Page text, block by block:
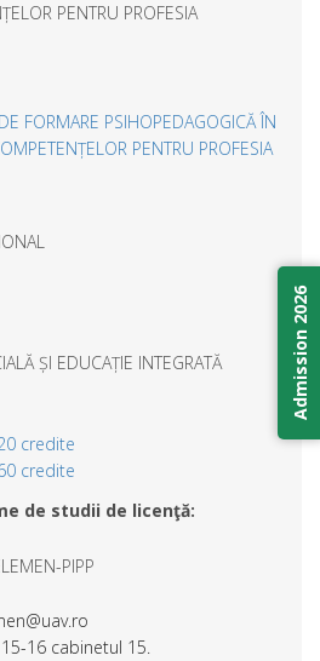
PENTRU PROFESIA
FORMARE PSIHOPEDAGOGICĂ ÎN
PENTRU PROFESIA
ȘI EDUCAȚIE INTEGRATĂ
credite
credite
de studii de licenţă:
PIPP
16 cabinetul 15.
Admission 2026